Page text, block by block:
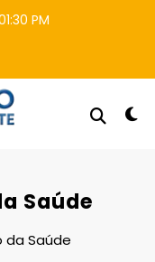
PM
Saúde
da Saúde